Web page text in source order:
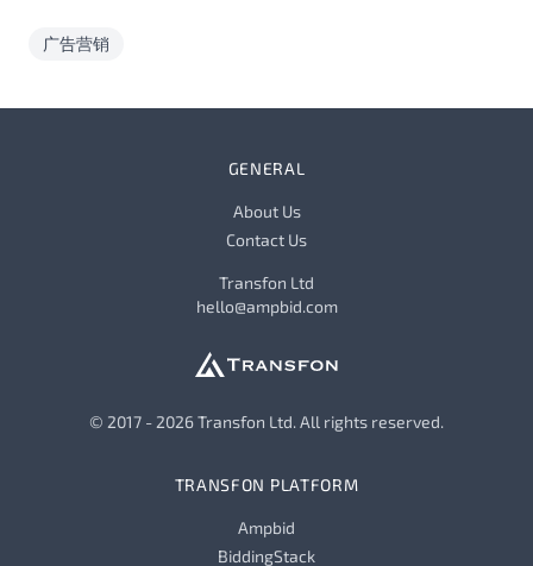
广告营销
GENERAL
About Us
Contact Us
Transfon Ltd
hello@ampbid.com
© 2017 - 2026 Transfon Ltd. All rights reserved.
TRANSFON PLATFORM
Ampbid
BiddingStack